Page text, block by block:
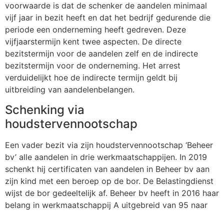
voorwaarde is dat de schenker de aandelen minimaal
vijf jaar in bezit heeft en dat het bedrijf gedurende die
periode een onderneming heeft gedreven. Deze
vijfjaarstermijn kent twee aspecten. De directe
bezitstermijn voor de aandelen zelf en de indirecte
bezitstermijn voor de onderneming. Het arrest
verduidelijkt hoe de indirecte termijn geldt bij
uitbreiding van aandelenbelangen.
Schenking via
houdstervennootschap
Een vader bezit via zijn houdstervennootschap ‘Beheer
bv’ alle aandelen in drie werkmaatschappijen. In 2019
schenkt hij certificaten van aandelen in Beheer bv aan
zijn kind met een beroep op de bor. De Belastingdienst
wijst de bor gedeeltelijk af. Beheer bv heeft in 2016 haar
belang in werkmaatschappij A uitgebreid van 95 naar